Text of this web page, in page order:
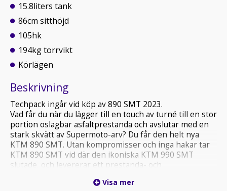
15.8liters tank
86cm sitthöjd
105hk
194kg torrvikt
Körlägen
Beskrivning
Techpack ingår vid köp av 890 SMT 2023.
Vad får du när du lägger till en touch av turné till en stor
portion oslagbar asfaltprestanda och avslutar med en
stark skvätt av Supermoto-arv? Du får den helt nya
KTM 890 SMT. Utan kompromisser och inga hakar tar
KTM 890 SMT vid där den ikoniska KTM 990 SMT
slutade, och levererar ett prestanda- och
mellanviktssport-touring-segmentet.
Visa mer